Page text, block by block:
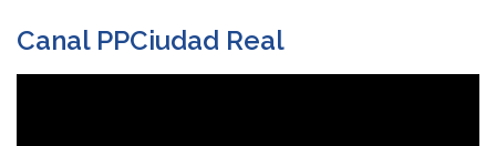
Canal PPCiudad Real